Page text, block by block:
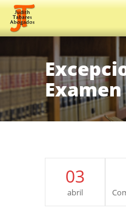
Examen
03
abril